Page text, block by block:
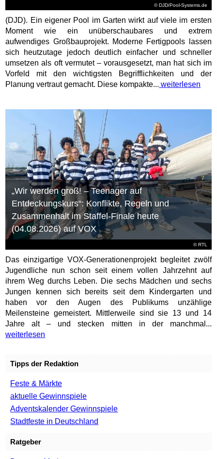
© DJD/Pool-Systems.de
(DJD). Ein eigener Pool im Garten wirkt auf viele im ersten
Moment wie ein unüberschaubares und extrem
aufwendiges Großbauprojekt. Moderne Fertigpools lassen
sich heutzutage jedoch deutlich einfacher und schneller
umsetzen als oft vermutet – vorausgesetzt, man hat sich im
Vorfeld mit den wichtigsten Begrifflichkeiten und der
Planung vertraut gemacht. Diese kompakte... weiterlesen
©RTL
„Wir werden groß! – Teenager auf
Entdeckungskurs“: Konflikte, Regeln und
Zusammenhalt im Staffel-Finale heute
(04.08.2026) auf VOX
Das einzigartige VOX-Generationenprojekt begleitet zwölf
Jugendliche nun schon seit einem vollen Jahrzehnt auf
ihrem Weg durchs Leben. Die sechs Mädchen und sechs
Jungen kennen sich bereits seit dem Kindergarten und
haben vor den Augen des Publikums unzählige
Meilensteine gemeistert. Mittlerweile sind sie 13 und 14
Jahre alt – und stecken mitten in der manchmal...
weiterlesen
Tipps der Redaktion
Feste & Märkte
aktuelle Gewinnspiele
Adventskalender Gewinnspiele
Stadtfeste in Deutschland
Ratgeber